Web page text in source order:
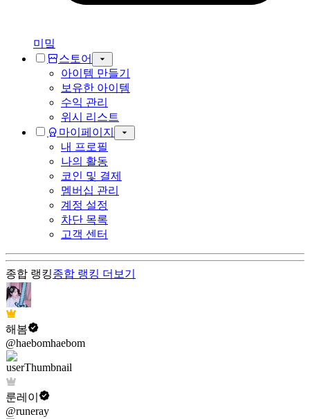
미밐
스토어
아이템 만들기
보유한 아이템
수익 관리
위시 리스트
마이페이지
내 프로필
나의 활동
코인 및 결제
멤버십 관리
계정 설정
차단 목록
고객 센터
종합 랭킹종합 랭킹 더보기
해봄
@haebomhaebom
룬레이
@runeray